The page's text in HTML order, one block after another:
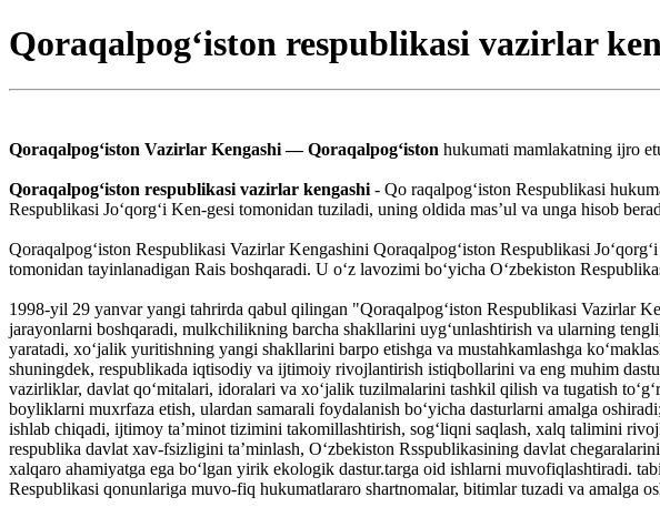
Qoraqalpog‘iston respublikasi vazirlar
Qoraqalpogʻiston Vazirlar Kengashi — Qoraqalpogʻiston hukumati mamlakatning ijro
Qoraqalpogʻiston respublikasi vazirlar kengashi - Qo raqalpogʻiston Respublikasi
Respublikasi Joʻqorgʻi Ken-gesi tomonidan tuziladi, uning oldida masʼul va unga hisob
Qoraqalpogʻiston Respublikasi Vazirlar Kengashini Qoraqalpogʻiston Respublikasi
tomonidan tayinlanadigan Rais boshqaradi. U oʻz lavozimi boʻyicha Oʻzbekiston
1998-yil 29 yanvar yangi tahrirda qabul qilingan "Qoraqalpogʻiston Respublikasi Vazirlar
jarayonlarni boshqaradi, mulkchilikning barcha shakllarini uygʻunlashtirish va ularning
yaratadi, xoʻjalik yuritishning yangi shakllarini barpo etishga va mustahkamlashga
shuningdek, respublikada iqtisodiy va ijtimoiy rivojlantirish istiqbollarini va eng muhim
vazirliklar, davlat qoʻmitalari, idoralari va xoʻjalik tuzilmalarini tashkil qilish va tugatish
boyliklarni muxrfaza etish, ulardan samarali foydalanish boʻyicha dasturlarni amalga
ishlab chiqadi, ijtimoy taʼminot tizimini takomillashtirish, sogʻliqni saqlash, xalq talimini
respublika davlat xav-fsizligini taʼminlash, Oʻzbekiston Rsspublikasining davlat
xalqaro ahamiyatga ega boʻlgan yirik ekologik dastur.targa oid ishlarni muvofiqlashtiradi.
Respublikasi qonunlariga muvo-fiq hukumatlararo shartnomalar, bitimlar tuzadi va amalga